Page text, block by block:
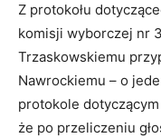
Z protokołu
komisji wyborczej nr
Trzaskowskiemu
Nawrockiemu – o
protokole
że po przeliczeniu